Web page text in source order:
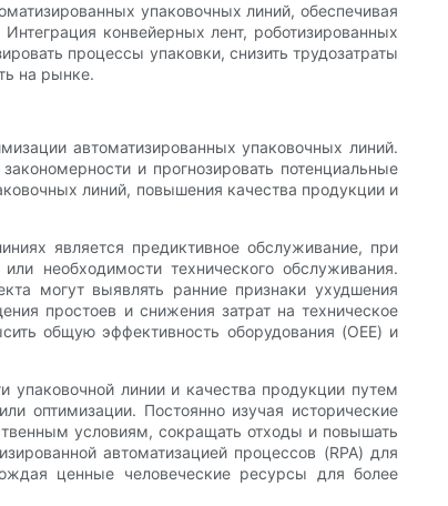
упаковочных линий, обеспечивая
конвейерных лент, роботизированных
процессы упаковки, снизить трудозатраты
на рынке.
автоматизированных упаковочных линий.
и прогнозировать потенциальные
линий, повышения качества продукции и
является предиктивное обслуживание, при
необходимости технического обслуживания.
могут выявлять ранние признаки ухудшения
простоев и снижения затрат на техническое
общую эффективность оборудования (OEE) и
упаковочной линии и качества продукции путем
оптимизации. Постоянно изучая исторические
условиям, сокращать отходы и повышать
автоматизацией процессов (RPA) для
ценные человеческие ресурсы для более